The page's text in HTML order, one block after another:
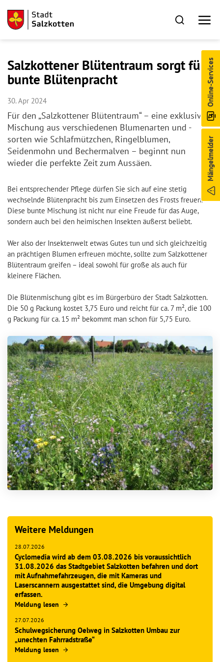
Mängelmelder
Online-Services
Salzkottener Blütentraum sorgt für
bunte Blütenpracht
30. Apr 2024
Für den „Salzkottener Blütentraum“ – eine exklusive
Mischung aus verschiedenen Blumenarten und -
sorten wie Schlafmützchen, Ringelblumen,
Seidenmohn und Bechermalven – beginnt nun
wieder die perfekte Zeit zum Aussäen.
Bei entsprechender Pflege dürfen Sie sich auf eine stetig
wechselnde Blütenpracht bis zum Einsetzen des Frosts freuen.
Diese bunte Mischung ist nicht nur eine Freude für das Auge,
sondern auch bei den heimischen Insekten äußerst beliebt.
Wer also der Insektenwelt etwas Gutes tun und sich gleichzeitig
an prächtigen Blumen erfreuen möchte, sollte zum Salzkottener
Blütentraum greifen – ideal sowohl für große als auch für
kleinere Flächen.
Die Blütenmischung gibt es im Bürgerbüro der Stadt Salzkotten.
Die 50 g Packung kostet 3,75 Euro und reicht für ca. 7 m², die 100
g Packung für ca. 15 m² bekommt man schon für 5,75 Euro.
Weitere Meldungen
28.07.2026
Cyclomedia wird ab dem 03.08.2026 bis voraussichtlich
31.08.2026 das Stadtgebiet Salzkotten befahren und dort
mit Aufnahmefahrzeugen, die mit Kameras und
Laserscannern ausgestattet sind, die Umgebung digital
erfassen.
Meldung lesen
27.07.2026
Schulwegsicherung Oelweg in Salzkotten Umbau zur
„unechten Fahrradstraße“
Meldung lesen